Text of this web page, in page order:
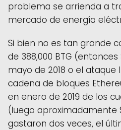
problema se arrienda a
mercado de energía
Si bien no es tan grande
de 388,000 BTG
mayo de 2018 o el
cadena de bloques
en enero de 2019 de los
(luego aproximadamente
gastaron dos veces, el